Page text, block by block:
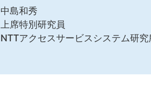
中島和秀
上席特別研究員
NTTアクセスサービスシステム研究